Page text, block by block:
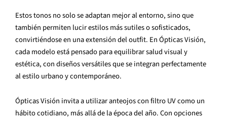
Estos tonos no solo se adaptan mejor al entorno, sino que
también permiten lucir estilos más sutiles o sofisticados,
convirtiéndose en una extensión del outfit. En Ópticas Visión,
cada modelo está pensado para equilibrar salud visual y
estética, con diseños versátiles que se integran perfectamente
al estilo urbano y contemporáneo.
Ópticas Visión invita a utilizar anteojos con filtro UV como un
hábito cotidiano, más allá de la época del año. Con opciones